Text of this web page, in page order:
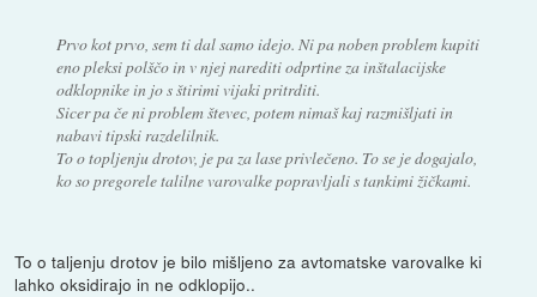
Prvo kot prvo, sem ti dal samo idejo. Ni pa noben problem kupiti
eno pleksi polščo in v njej narediti odprtine za inštalacijske
odklopnike in jo s štirimi vijaki pritrditi.
Sicer pa če ni problem števec, potem nimaš kaj razmišljati in
nabavi tipski razdelilnik.
To o topljenju drotov, je pa za lase privlečeno. To se je dogajalo,
ko so pregorele talilne varovalke popravljali s tankimi žičkami.
To o taljenju drotov je bilo mišljeno za avtomatske varovalke ki
lahko oksidirajo in ne odklopijo..